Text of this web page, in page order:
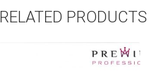
RELATED PRODUCTS